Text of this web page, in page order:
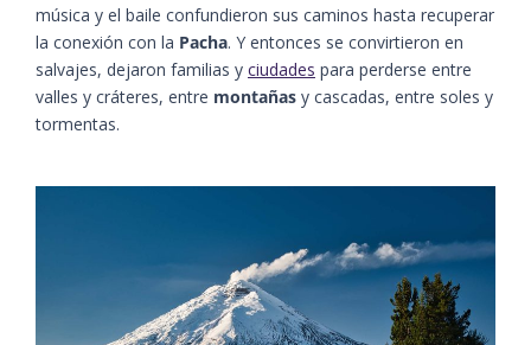
música y el baile confundieron sus caminos hasta recuperar
la conexión con la Pacha. Y entonces se convirtieron en
salvajes, dejaron familias y ciudades para perderse entre
valles y cráteres, entre montañas y cascadas, entre soles y
tormentas.